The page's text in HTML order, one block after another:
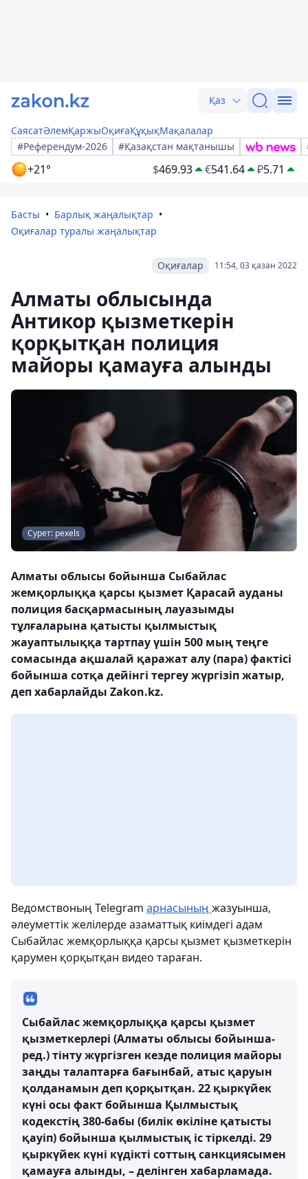
Қаз
СаясатӘлемҚаржыОқиғаҚұқықМақалалар
#Референдум-2026
#Қазақстан мақтанышы
+21° $469.93 €541.64 ₽5.71
Басты
Барлық жаңалықтар
Оқиғалар туралы жаңалықтар
11:54, 03 қазан 2022
Оқиғалар
Алматы облысында
Антикор қызметкерін
қорқытқан полиция
майоры қамауға алынды
Сурет: pexels
Алматы облысы бойынша Сыбайлас
жемқорлыққа қарсы қызмет Қарасай ауданы
полиция басқармасының лауазымды
тұлғаларына қатысты қылмыстық
жауаптылыққа тартпау үшін 500 мың теңге
сомасында ақшалай қаражат алу (пара) фактісі
бойынша сотқа дейінгі тергеу жүргізіп жатыр,
деп хабарлайды Zakon.kz.
Ведомствоның Telegram арнасының жазуынша,
әлеуметтік желілерде азаматтық киімдегі адам
Сыбайлас жемқорлыққа қарсы қызмет қызметкерін
қарумен қорқытқан видео тараған.
Сыбайлас жемқорлыққа қарсы қызмет
қызметкерлері (Алматы облысы бойынша-
ред.) тінту жүргізген кезде полиция майоры
заңды талаптарға бағынбай, атыс қаруын
қолданамын деп қорқытқан. 22 қыркүйек
күні осы факт бойынша Қылмыстық
кодекстің 380-бабы (билік өкіліне қатысты
қауіп) бойынша қылмыстық іс тіркелді. 29
қыркүйек күні күдікті соттың санкциясымен
қамауға алынды, – делінген хабарламада.